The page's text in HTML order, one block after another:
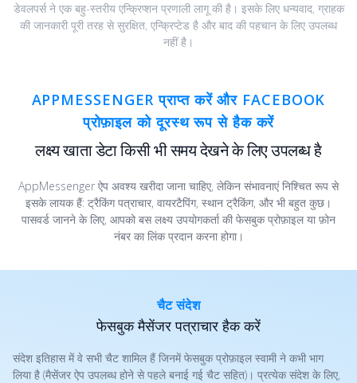
डेवलपर्स ने एक बहु-स्तरीय एन्क्रिप्शन प्रणाली लागू की है। इसके लिए धन्यवाद, ग्राहक
की जानकारी पूरी तरह से सुरक्षित, एन्क्रिप्टेड है और बाद की पहचान के लिए उपलब्ध
नहीं है।
APPMESSENGER प्राप्त करें और FACEBOOK
प्रोफ़ाइल को दूरस्थ रूप से हैक करें
लक्ष्य खाता डेटा किसी भी समय देखने के लिए उपलब्ध है
AppMessenger ऐप अवश्य खरीदा जाना चाहिए, लेकिन संभावनाएं निश्चित रूप से
इसके लायक हैं: ट्रैकिंग पत्राचार, वायरटैपिंग, स्थान ट्रैकिंग, और भी बहुत कुछ।
पासवर्ड जानने के लिए, आपको बस लक्ष्य उपयोगकर्ता की फेसबुक प्रोफ़ाइल या फ़ोन
नंबर का लिंक प्रदान करना होगा।
चैट संदेश
फेसबुक मैसेंजर पत्राचार हैक करें
संदेश इतिहास में वे सभी चैट शामिल हैं जिनमें फेसबुक प्रोफ़ाइल स्वामी ने कभी भाग
लिया है (मैसेंजर ऐप उपलब्ध होने से पहले बनाई गई चैट सहित)। प्रत्येक संदेश के लिए,